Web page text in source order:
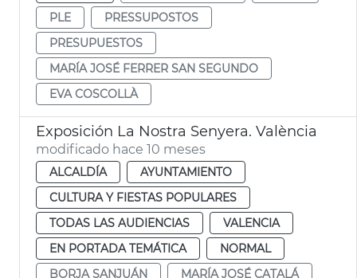
PLE
PRESSUPOSTOS
PRESUPUESTOS
MARÍA JOSÉ FERRER SAN SEGUNDO
EVA COSCOLLÀ
Exposición La Nostra Senyera. València
modificado hace 10 meses
ALCALDÍA
AYUNTAMIENTO
CULTURA Y FIESTAS POPULARES
TODAS LAS AUDIENCIAS
VALENCIA
EN PORTADA TEMÁTICA
NORMAL
BORJA SANJUÁN
MARÍA JOSÉ CATALÁ